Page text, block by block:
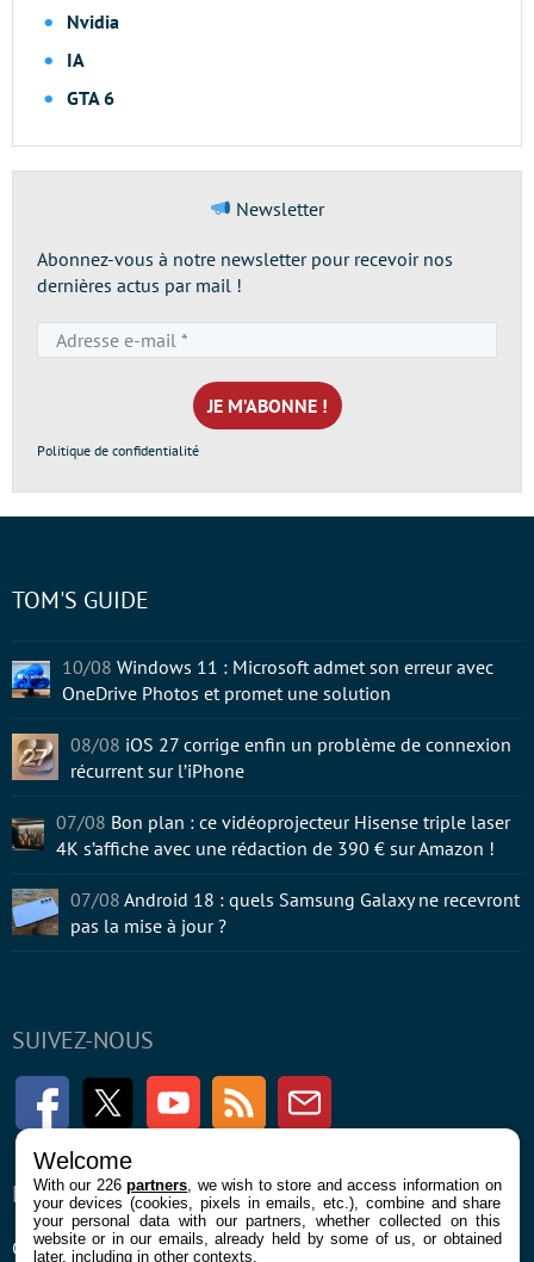
Nvidia
IA
GTA 6
Newsletter
Abonnez-vous à notre newsletter pour recevoir nos
dernières actus par mail !
e-
mail
*
Politique de confidentialité
SUIVEZ-NOUS
FacebookTwitter Youtube RSS Newsletter
ENTREPRISE
Confidentialité et Cookies
À PROPOS
Contact
TOM'S GUIDE
10/08 Windows 11 : Microsoft admet son erreur avec
OneDrive Photos et promet une solution
08/08 iOS 27 corrige enfin un problème de connexion
récurrent sur l’iPhone
07/08 Bon plan : ce vidéoprojecteur Hisense triple laser
4K s’affiche avec une rédaction de 390 € sur Amazon !
07/08 Android 18 : quels Samsung Galaxy ne recevront
pas la mise à jour ?
Welcome
With our 226partners , we wish to store and access information on
your devices (cookies, pixels in emails, etc.), combine and share
your personal data with our partners, whether collected on this
website or in our emails, already held by some of us, or obtained
later, including in other contexts.